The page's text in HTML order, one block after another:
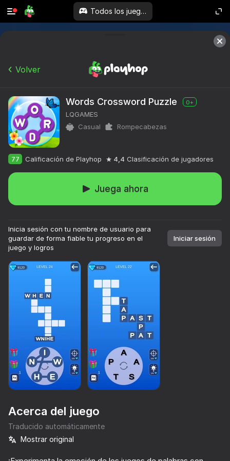
Todos los juegos
73
71
Volver
Words Crossword Puzzle 0+
LQGAMES
Casual
Rompecabezas
77 Calificación de Playhop 4,4 Clasificación de jugadores
Juega ahora
Inicia sesión con tu nombre de usuario para
guardar de forma fiable tu progreso en el
juego y logros
Iniciar sesión
Acerca del juego
Traducido automáticamente
Mostrar original